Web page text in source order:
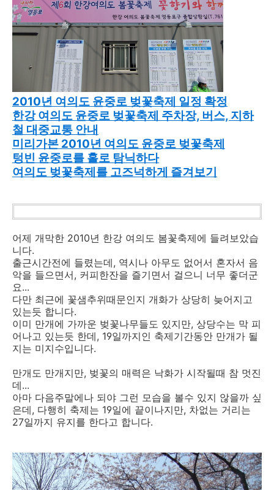
2010년 여의도 윤중로 벚꽃축제 일정 확정
한강 여의도 윤중로 벚꽃축제 주차장, 버스, 지하
철 대중교통 안내
미리가본 2010년 여의도 윤중로 벚꽃축제
텅빈 윤중로를 홀로 탐닉하다
여의도 벚꽃축제를 고즈넉하게 즐겨보기
어제 개막한 2010년 한강 여의도 봄꽃축제에 들려보았습
니다.
출근시간전에 들렸는데, 역시나 아무도 없어서 혼자서 음
악을 들으면서, 커피한잔을 즐기면서 걸으니 너무 좋더군
요...
다만 최근에 꽃샘추위때문인지 개화가 상당히 늦어지고
있는듯 합니다.
이미 만개에 가까운 벚꽃나무들도 있지만, 상당수는 막 피
어나고 있는듯 한데, 19일까지인 축제기간동안 만개가 될
지는 미지수입니다.
만개도 만개지만, 벚꽃의 매력은 낙화가 시작될때 참 멋진
데...
아마 다음주말에나 되야 그런 모습을 볼수 있지 않을까 싶
은데, 다행히 축제는 19일에 끝이나지만, 차없는 거리는
27일까지 유지를 한다고 합니다.